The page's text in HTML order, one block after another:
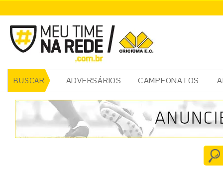
BUSCAR ADVERSÁRIOS CAMPEONATOS